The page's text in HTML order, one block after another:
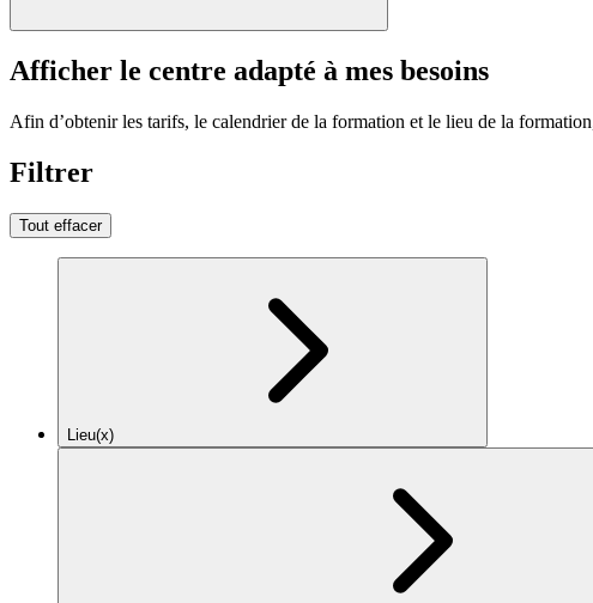
Afficher le centre adapté à mes besoins
Afin d’obtenir les tarifs, le calendrier de la formation et le lieu de la
Filtrer
Tout effacer
Lieu(x)